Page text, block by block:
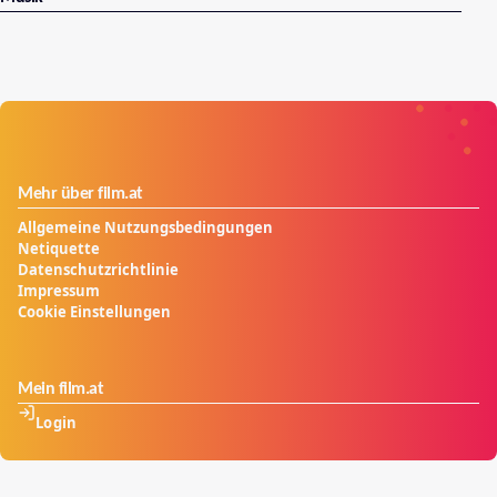
Mehr über film.at
Allgemeine Nutzungsbedingungen
Netiquette
Datenschutzrichtlinie
Impressum
Cookie Einstellungen
Mein film.at
Login